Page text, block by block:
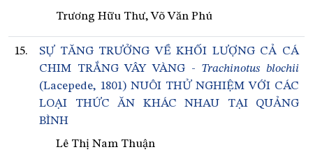
Trương Hữu Thư, Võ Văn Phú
15.
SỰ TĂNG TRƯỞNG VỀ KHỐI LƯỢNG CẢ CÁ
CHIM TRẮNG VÂY VÀNG - Trachinotus blochii
(Lacepede, 1801) NUÔI THỬ NGHIỆM VỚI CÁC
LOẠI THỨC ĂN KHÁC NHAU TẠI QUẢNG
BÌNH
Lê Thị Nam Thuận